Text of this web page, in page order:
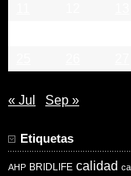
« Jul Sep »
Etiquetas
AHP BRIDLIFE calidad